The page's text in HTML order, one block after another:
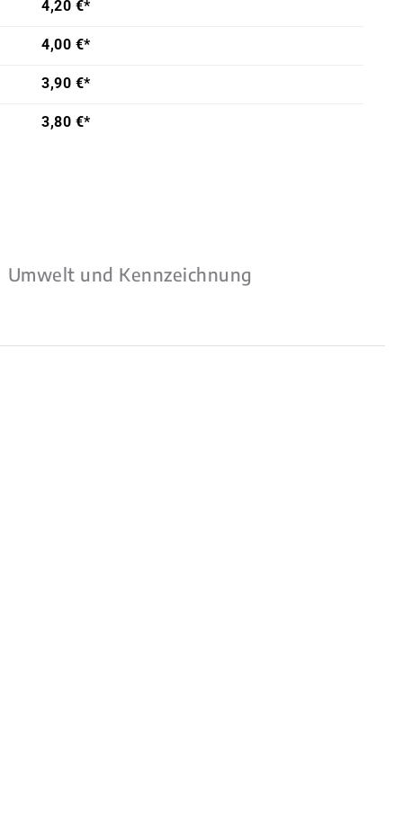
4,20 €*
4,00 €*
3,90 €*
3,80 €*
Umwelt und Kennzeichnung